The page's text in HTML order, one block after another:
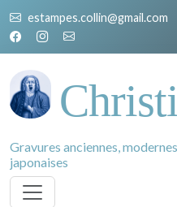
estampes.collin@gmail.com
Gravures anciennes,
japonaises